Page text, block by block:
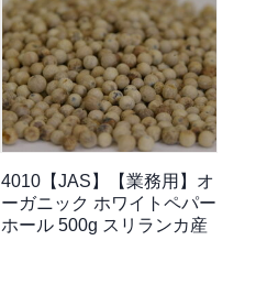
4010【JAS】【業務用】オ
ーガニック ホワイトペパー
ホール 500g スリランカ産